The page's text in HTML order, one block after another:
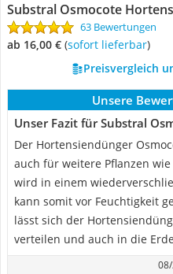
Substral Osmocote
63 Bewertungen
ab 16,00 € ( Sofort lieferbar)
Preisvergleich
Unsere
Unser Fazit für Substral
Der Hortensiendünger
auch für weitere Pflanzen
wird in einem
kann somit vor Feuchtigkeit
lässt sich der
verteilen und auch in die